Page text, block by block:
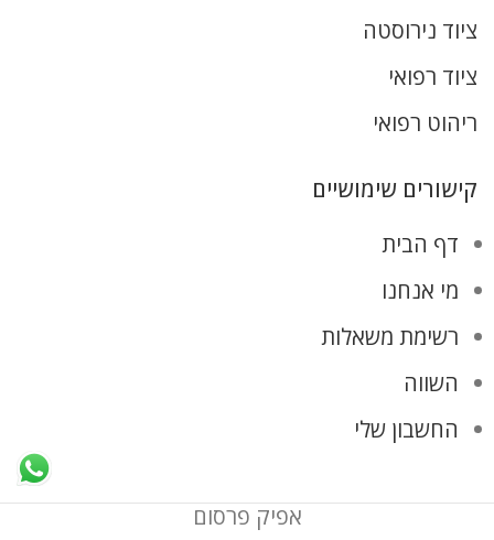
ציוד נירוסטה
ציוד רפואי
ריהוט רפואי
קישורים שימושיים
דף הבית
מי אנחנו
רשימת משאלות
השווה
החשבון שלי
אפיק פרסום